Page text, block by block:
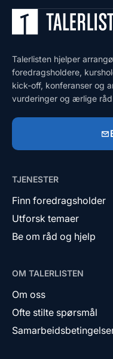
Talerlisten hjelper
foredragsholdere,
kick-off, konferanser og
vurderinger og ærlige
TJENESTER
Finn foredragsholder
Utforsk temaer
Be om råd og hjelp
OM TALERLISTEN
Om oss
Ofte stilte spørsmål